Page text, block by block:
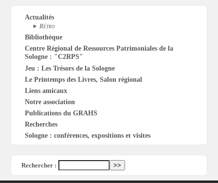
Actualités
Rétro
Bibliothèque
Centre Régional de Ressources Patrimoniales de la
Sologne : "C2RPS"
Jeu : Les Trésors de la Sologne
Le Printemps des Livres, Salon régional
Liens amicaux
Notre association
Publications du GRAHS
Recherches
Sologne : conférences, expositions et visites
Rechercher :